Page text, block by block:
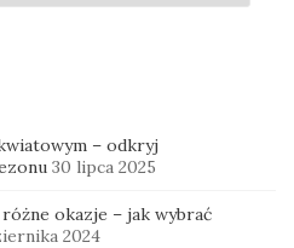
– odkryj
30 lipca 2025
okazje – jak wybrać
2024